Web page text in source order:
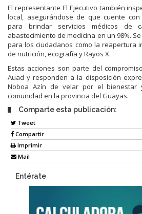
El representante El Ejecutivo también
local, asegurándose de que cuente
para brindar servicios médicos de
abastecimiento de medicina en un 98%.
para los ciudadanos como la reapertura
de nutrición, ecografía y Rayos X.
Estas acciones son parte del
Auad y responden a la disposición
Noboa Azín de velar por el
comunidad en la provincia del Guayas.
Comparte esta publicación:
Tweet
Compartir
Imprimir
Mail
Entérate